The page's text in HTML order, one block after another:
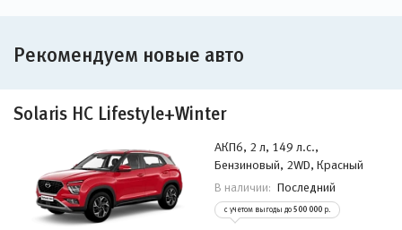
Рекомендуем новые авто
Solaris HC Lifestyle+Winter
АКП6, 2 л, 149 л.с.,
Бензиновый, 2WD, Красный
В наличии: Последний
с учетом выгоды до 500 000 р.